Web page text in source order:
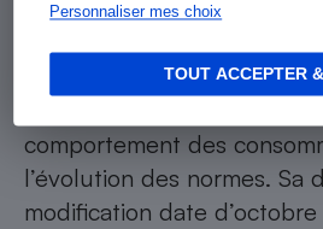
Personnaliser mes choix
TOUT ACCEPTER
être périodiquement mis à
comportement des
l’évolution des normes. Sa
modification date